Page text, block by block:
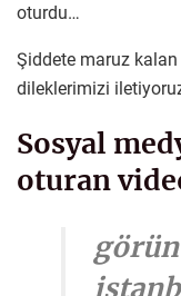
oturdu…
Şiddete maruz
dileklerimizi
Sosyal
oturan